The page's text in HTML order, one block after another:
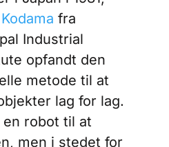
fra
Industrial
opfandt den
metode til at
lag for lag.
robot til at
men i stedet for